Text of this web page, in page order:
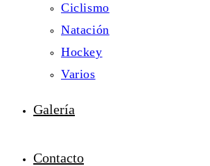
Ciclismo
Natación
Hockey
Varios
Galería
Contacto